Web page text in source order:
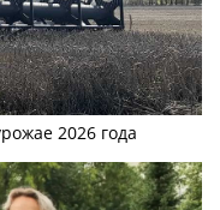
2026 года